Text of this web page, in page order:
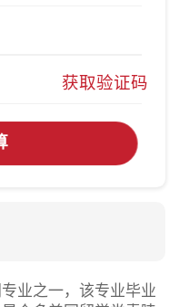
获取验证码
业之一，该专业毕业